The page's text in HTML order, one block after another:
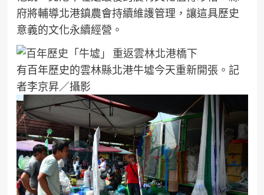
府將輔導北港鎮農會持續維護管理，讓這具歷史
意義的文化永續經營。
有百年歷史的雲林縣北港牛墟今天重新開張。記
者李京昇／攝影